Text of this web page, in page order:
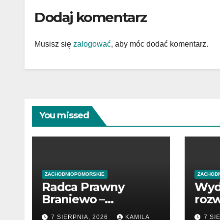
Dodaj komentarz
Musisz się zalogować, aby móc dodać komentarz.
You missed
ZACHODNIOPOMORSKIE
Radca Prawny
Braniewo –
profesjonalne
7 SIERPNIA, 2026 KAMILA 7